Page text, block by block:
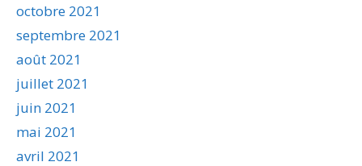
octobre 2021
septembre 2021
août 2021
juillet 2021
juin 2021
mai 2021
avril 2021